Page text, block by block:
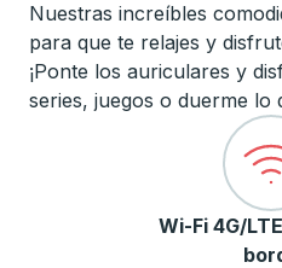
Nuestras increíbles
para que te relajes y
¡Ponte los auriculares y
series, juegos o duerme lo
Wi-Fi 4G/